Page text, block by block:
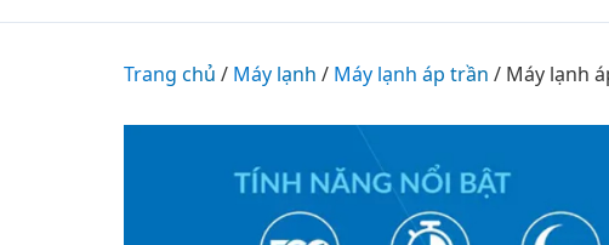
c
i
s
p
ẩ
m
Trang chủ / Máy lạnh / Máy lạnh áp trần / Máy lạnh